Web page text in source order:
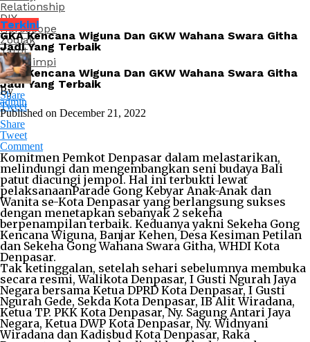
Relationship
DIY
Horoscope
Zodiak
Tarot
Arti Mimpi
GKA Kencana Wiguna Dan GKW Wahana Swara Githa
Jadi Yang Terbaik
Share
Tweet
Terkini
GKA Kencana Wiguna Dan GKW Wahana Swara Githa
Jadi Yang Terbaik
By
admin
Published on December 21, 2022
Share
Tweet
Comment
Komitmen Pemkot Denpasar dalam melastarikan,
melindungi dan mengembangkan seni budaya Bali
patut diacungi jempol. Hal ini terbukti lewat
pelaksanaanParade Gong Kebyar Anak-Anak dan
Wanita se-Kota Denpasar yang berlangsung sukses
dengan menetapkan sebanyak 2 sekeha
berpenampilan terbaik. Keduanya yakni Sekeha Gong
Kencana Wiguna, Banjar Kehen, Desa Kesiman Petilan
dan Sekeha Gong Wahana Swara Githa, WHDI Kota
Denpasar.
Tak ketinggalan, setelah sehari sebelumnya membuka
secara resmi, Walikota Denpasar, I Gusti Ngurah Jaya
Negara bersama Ketua DPRD Kota Denpasar, I Gusti
Ngurah Gede, Sekda Kota Denpasar, IB Alit Wiradana,
Ketua TP. PKK Kota Denpasar, Ny. Sagung Antari Jaya
Negara, Ketua DWP Kota Denpasar, Ny. Widnyani
Wiradana dan Kadisbud Kota Denpasar, Raka